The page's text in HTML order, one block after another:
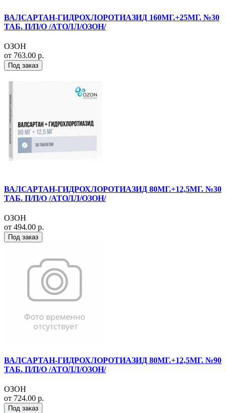
ВАЛСАРТАН-ГИДРОХЛОРОТИАЗИД 160МГ.+25МГ. №30
ТАБ. П/П/О /АТОЛЛ/ОЗОН/
ОЗОН
от 763.00 р.
Под заказ
ВАЛСАРТАН-ГИДРОХЛОРОТИАЗИД 80МГ.+12,5МГ. №30
ТАБ. П/П/О /АТОЛЛ/ОЗОН/
ОЗОН
от 494.00 р.
Под заказ
ВАЛСАРТАН-ГИДРОХЛОРОТИАЗИД 80МГ.+12,5МГ. №90
ТАБ. П/П/О /АТОЛЛ/ОЗОН/
ОЗОН
от 724.00 р.
Под заказ